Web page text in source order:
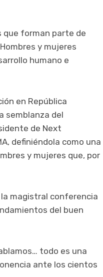
que forman parte de
y mujeres
humano e
en República
semblanza del
de Next
definiéndola como una
y mujeres que, por
magistral conferencia
del buen
todo es una
ante los cientos